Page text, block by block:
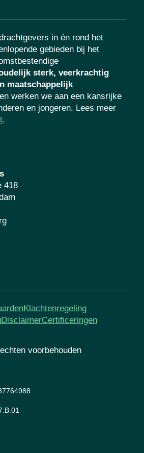
in én rond het
gebieden bij het
sterk, veerkrachtig
maatschappelijk
werken we aan een kansrijke
en jongeren. Lees meer
.
418
Klachtenregeling
DisclaimerCertificeringen
voorbehouden